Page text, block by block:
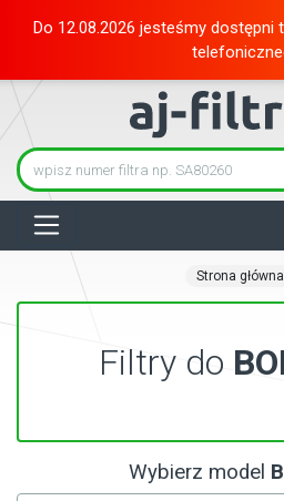
Do 12.08.2026 jesteśmy dostępni
Strona główna
Filtry do
Wybierz model